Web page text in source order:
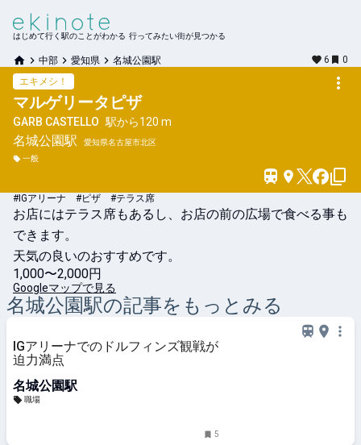
はじめて行く駅のことがわかる 行ってみたい街が見つかる
中部 愛知県 名城公園駅 6
0
エキメシ！
マルゲリータピザ
GARB CASTELLO 駅から120 m
名城公園駅
愛知県名古屋市北区
一般
#IGアリーナ #ピザ #テラス席
お店にはテラス席もあるし、お店の前の広場で食べる事も
できます。
天気の良いのおすすめです。
1,000〜2,000円
Googleマップで見る
名城公園駅の記事をもっとみる
IGアリーナでのドルフィンズ観戦が
迫力満点
名城公園駅
職場
5